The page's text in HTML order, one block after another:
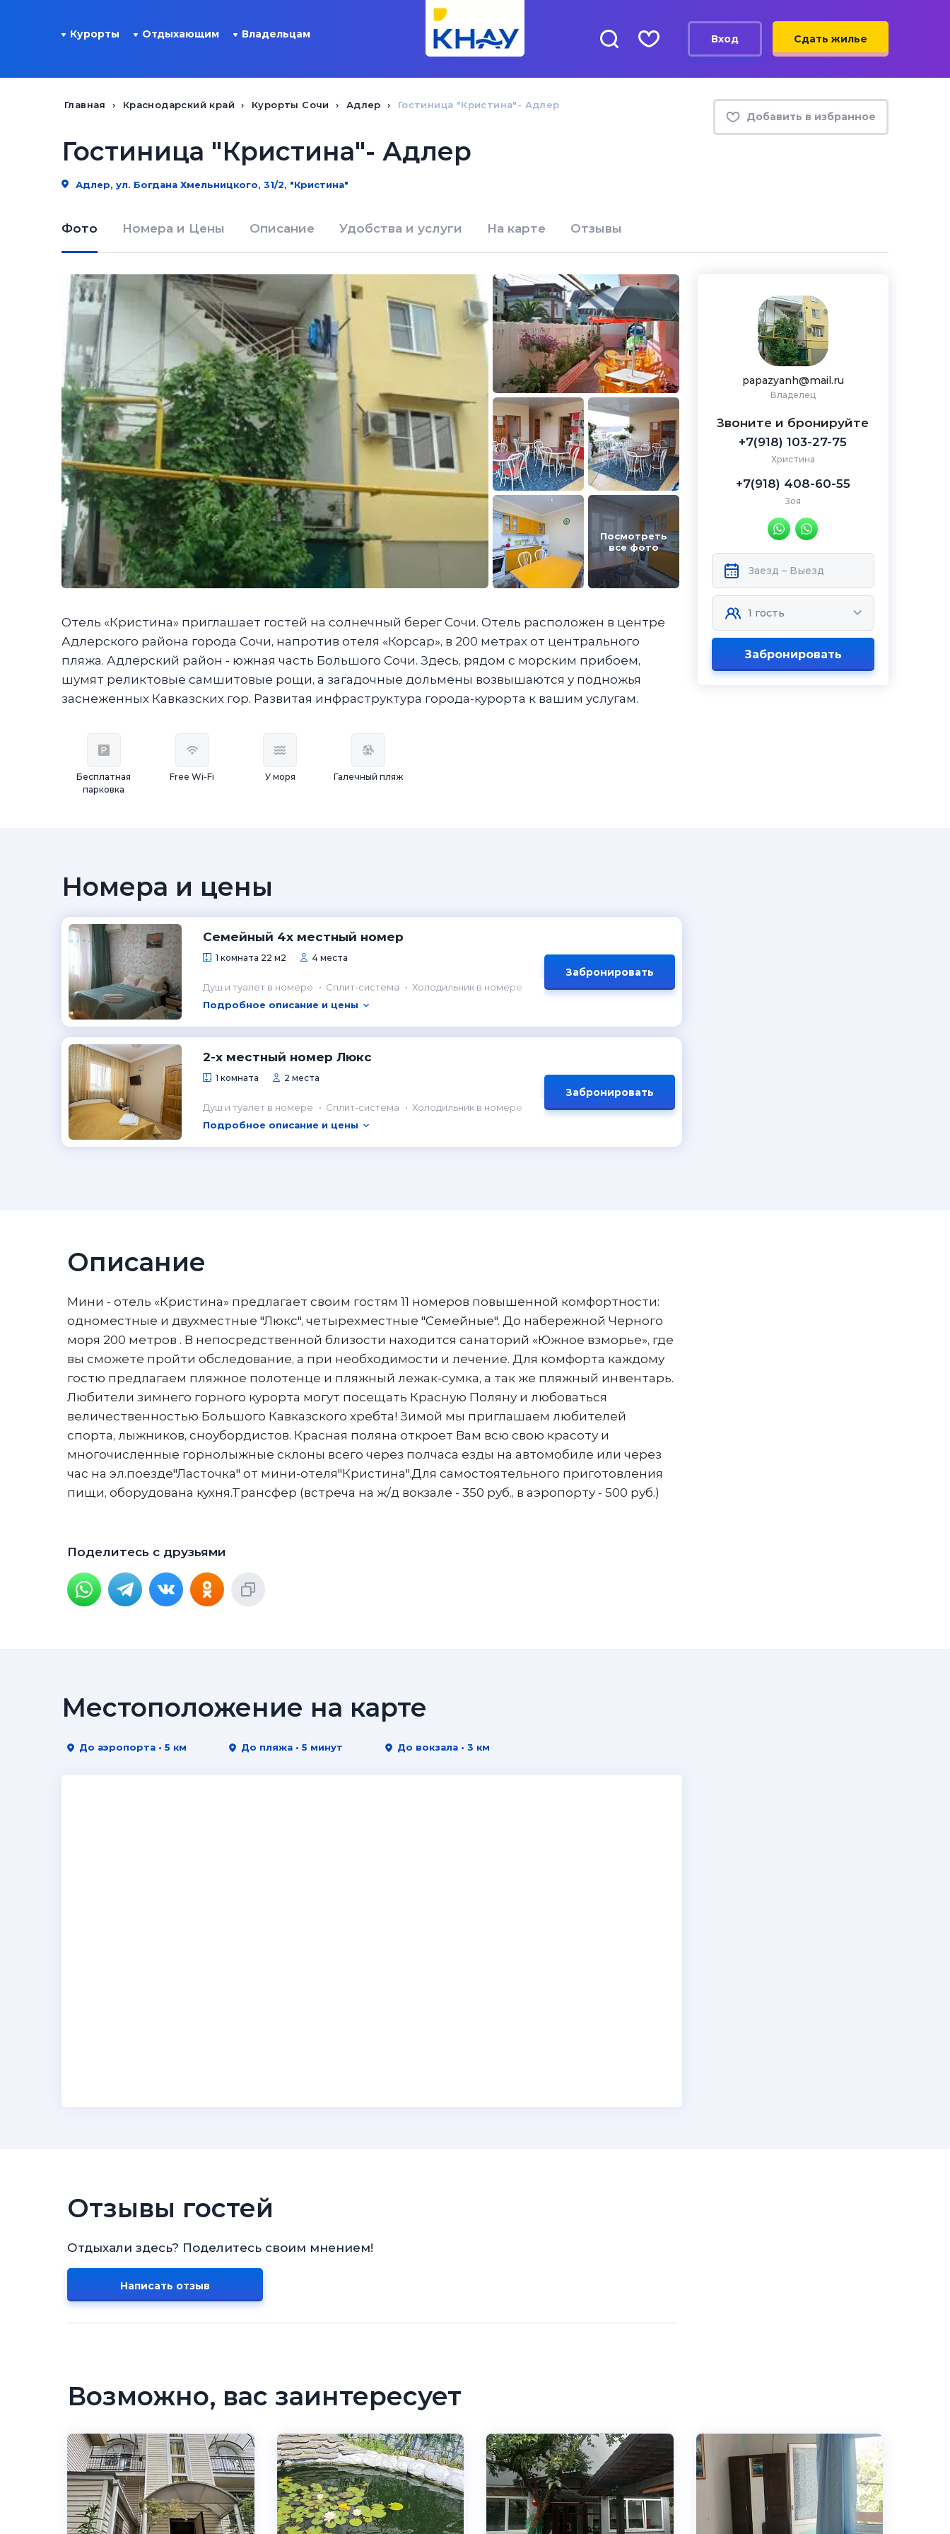
Курорты Отдыхающим Владельцам Вход Сдать жилье
Главная Краснодарский край Курорты Сочи Адлер Гостиница "Кристина"- Адлер
Добавить в избранное
Гостиница "Кристина"- Адлер
Адлер, ул. Богдана Хмельницкого, 31/2, "Кристина"
Фото Номера и Цены Описание Удобства и услуги На карте Отзывы
Посмотреть
все фото
papazyanh@mail.ru
Владелец
Звоните и бронируйте
+7(918) 103-27-75
Христина
+7(918) 408-60-55
Зоя
Забронировать
Отель «Кристина» приглашает гостей на солнечный берег Сочи. Отель расположен в центре
Адлерского района города Сочи, напротив отеля «Корсар», в 200 метрах от центрального
пляжа. Адлерский район - южная часть Большого Сочи. Здесь, рядом с морским прибоем,
шумят реликтовые самшитовые рощи, а загадочные дольмены возвышаются у подножья
заснеженных Кавказских гор. Развитая инфраструктура города-курорта к вашим услугам.
Бесплатная
парковка
Free Wi-Fi У моря Галечный пляж
Номера и цены
Семейный 4х местный номер
1 комната 22 м2 4 места
Душ и туалет в номере Сплит-система
Холодильник в номере
Подробное описание и цены
Забронировать
2-х местный номер Люкс
1 комната 2 места
Душ и туалет в номере Сплит-система
Холодильник в номере
Подробное описание и цены
Забронировать
Описание
Мини - отель «Кристина» предлагает своим гостям 11 номеров повышенной комфортности:
одноместные и двухместные "Люкс", четырехместные "Семейные". До набережной Черного
моря 200 метров . В непосредственной близости находится санаторий «Южное взморье», где
вы сможете пройти обследование, а при необходимости и лечение. Для комфорта каждому
гостю предлагаем пляжное полотенце и пляжный лежак-сумка, а так же пляжный инвентарь.
Любители зимнего горного курорта могут посещать Красную Поляну и любоваться
величественностью Большого Кавказского хребта! Зимой мы приглашаем любителей
спорта, лыжников, сноубордистов. Красная поляна откроет Вам всю свою красоту и
многочисленные горнолыжные склоны всего через полчаса езды на автомобиле или через
час на эл.поезде"Ласточка" от мини-отеля"Кристина".Для самостоятельного приготовления
пищи, оборудована кухня.Трансфер (встреча на ж/д вокзале - 350 руб., в аэропорту - 500 руб.)
Поделитесь с друзьями
Местоположение на карте
До аэропорта • 5 км До пляжа • 5 минут До вокзала • 3 км
Отзывы гостей
Отдыхали здесь? Поделитесь своим мнением!
Написать отзыв
Возможно, вас заинтересует